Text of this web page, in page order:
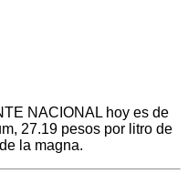
NACIONAL hoy es de
27.19 pesos por litro de
la magna.